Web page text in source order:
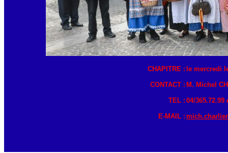
CHAPITRE :
CONTACT :
TEL :
E-MAIL :
le mercredi
M. Michel
04/365.72.99